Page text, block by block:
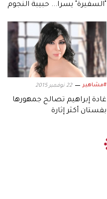
"السفيرة" يسرا... حبيبة النجوم
#مشاهير 22 نوفمبر 2015
غادة إبراهيم تصالح جمهورها
بفستان أكثر إثارة